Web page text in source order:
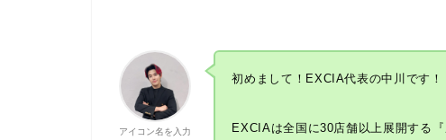
アイコン名を入力
初めまして！EXCIA代表の中川です！
EXCIAは全国に30店舗以上展開する